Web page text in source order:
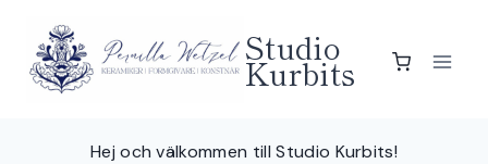
content
Studio
Kurbits
Hej och välkommen till Studio Kurbits!